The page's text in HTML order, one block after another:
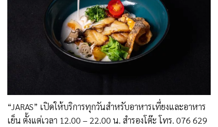
“JARAS” เปิดให้บริการทุกวันสำหรับอาหารเที่ยงและอาหาร
เย็น ตั้งแต่เวลา 12.00 – 22.00 น.​ สำรองโต๊ะ โทร. 076 629